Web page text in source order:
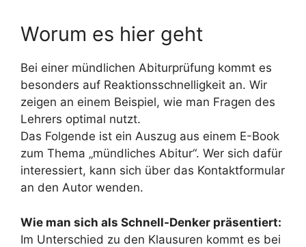
Worum es hier geht
Bei einer mündlichen Abiturprüfung kommt es
besonders auf Reaktionsschnelligkeit an. Wir
zeigen an einem Beispiel, wie man Fragen des
Lehrers optimal nutzt.
Das Folgende ist ein Auszug aus einem E-Book
zum Thema „mündliches Abitur“. Wer sich dafür
interessiert, kann sich über das Kontaktformular
an den Autor wenden.
Wie man sich als Schnell-Denker präsentiert:
Im Unterschied zu den Klausuren kommt es bei